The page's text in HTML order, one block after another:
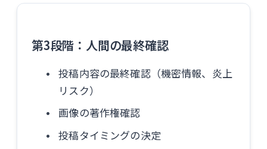
第3段階：人間の最終確認
投稿内容の最終確認（機密情報、炎上
リスク）
画像の著作権確認
投稿タイミングの決定